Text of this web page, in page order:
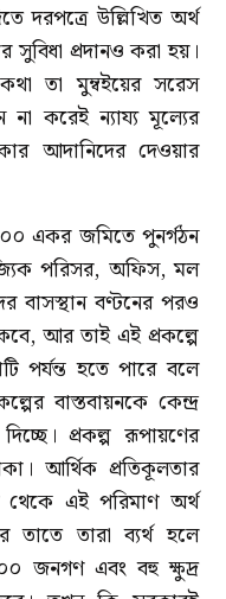
দরপত্রে উল্লিখিত অর্থ
সুবিধা প্রদানও করা হয়।
তা মুম্বইয়ের সরেস
করেই ন্যায্য মূল্যের
আদানিদের দেওয়ার
একর জমিতে পুনর্গঠন
পরিসর, অফিস, মল
বাসস্থান বণ্টনের পরও
আর তাই এই প্রকল্পে
পর্যন্ত হতে পারে বলে
বাস্তবায়নকে কেন্দ্র
প্রকল্প রূপায়ণের
আর্থিক প্রতিকূলতার
এই পরিমাণ অর্থ
তারা ব্যর্থ হলে
জনগণ এবং বহু ক্ষুদ্র